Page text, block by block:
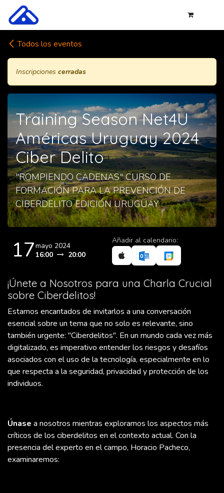
Ir al contenido
Todos los eventos
Inscripciones cerradas
Training Season Net4U
Américas Uruguay 2024
Ciber Delito
"ROMPIENDO CADENAS" CURSO DE
FORMACIÓN PARA LA PREVENCIÓN DE
CIBERDELITO EDICIÓN URUGUAY
17mayo 2024
16:00
20:00
Añadir al calendario:
¡Únete a Nosotros para una Charla Crucial
sobre Ciberdelitos!
Estamos encantados de invitarlos a una conversación
esencial sobre un tema que no solo es relevante, sino
también urgente: "Ciberdelitos". En un mundo cada vez más
digitalizado, es imperativo entender los riesgos y desafíos
asociados con el uso de la tecnología, especialmente en lo
que respecta a la seguridad, privacidad y protección de los
individuos.
Únase a nosotros mientras exploramos los aspectos más
críticos de los ciberdelitos en el contexto actual. Con la
presencia del experto en el campo, Horacio Pacheco,
examinaremos: